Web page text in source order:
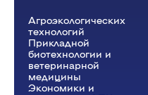
Агроэкологических
технологий
Прикладной
биотехнологии и
ветеринарной
медицины
Экономики и